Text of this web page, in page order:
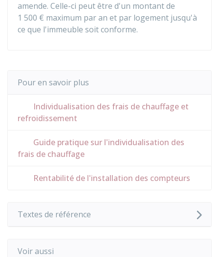
amende. Celle-ci peut être d'un montant de
1 500 € maximum par an et par logement jusqu'à
ce que l'immeuble soit conforme.
Pour en savoir plus
Individualisation des frais de chauffage et
refroidissement
Guide pratique sur l'individualisation des
frais de chauffage
Rentabilité de l'installation des compteurs
Textes de référence
Voir aussi